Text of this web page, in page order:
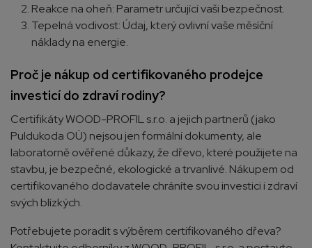
Reakce na oheň: Parametr určující vaši bezpečnost.
Tepelná vodivost: Údaj, který ovlivní vaše měsíční
náklady na energie.
Proč je nákup od certifikovaného prodejce
investicí do zdraví rodiny?
Certifikáty WOOD-PROFIL s.r.o. a jejich partnerů (jako
Puldukoda OÜ) nejsou jen formální dokumenty, ale
laboratorně ověřené důkazy, že dřevo, které použijete na
stavbu, je bezpečné, ekologické a trvanlivé. Nákupem od
certifikovaného dodavatele chráníte svou investici i zdraví
svých blízkých.
Potřebujete poradit s výběrem certifikovaného dřeva?